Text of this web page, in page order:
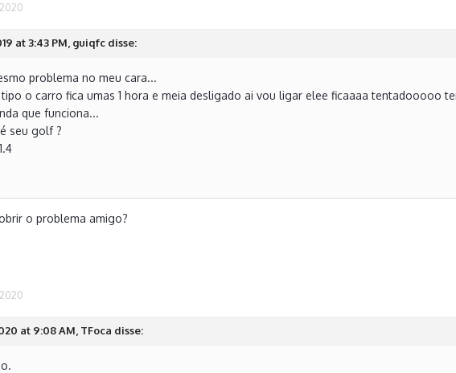
at 3:43 PM, guiqfc disse:
problema no meu cara...
o carro fica umas 1 hora e meia desligado ai vou ligar elee ficaaaa tentadooooo
que funciona...
seu golf ?
o problema amigo?
at 9:08 AM, TFoca disse: